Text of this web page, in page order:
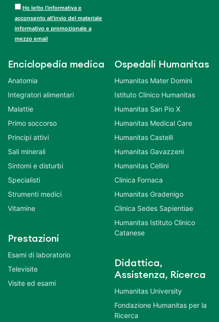
Ho letto l’informativa e
acconsento all’invio del materiale
informativo e promozionale a
mezzo email
Enciclopedia medica
Anatomia
Integratori alimentari
Malattie
Primo soccorso
Principi attivi
Sali minerali
Sintomi e disturbi
Specialisti
Strumenti medici
Vitamine
Prestazioni
Esami di laboratorio
Televisite
Visite ed esami
Ospedali Humanitas
Humanitas Mater Domini
Istituto Clinico Humanitas
Humanitas San Pio X
Humanitas Medical Care
Humanitas Castelli
Humanitas Gavazzeni
Humanitas Cellini
Clinica Fornaca
Humanitas Gradenigo
Clinica Sedes Sapientiae
Humanitas Istituto Clinico
Catanese
Didattica,
Assistenza, Ricerca
Humanitas University
Fondazione Humanitas per la
Ricerca